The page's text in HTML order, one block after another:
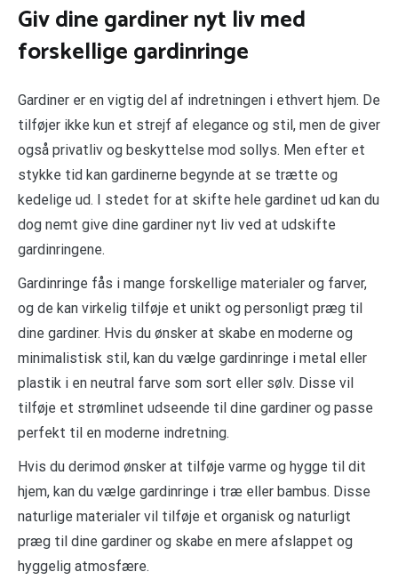
Giv dine gardiner nyt liv med
forskellige gardinringe
Gardiner er en vigtig del af indretningen i ethvert hjem. De
tilføjer ikke kun et strejf af elegance og stil, men de giver
også privatliv og beskyttelse mod sollys. Men efter et
stykke tid kan gardinerne begynde at se trætte og
kedelige ud. I stedet for at skifte hele gardinet ud kan du
dog nemt give dine gardiner nyt liv ved at udskifte
gardinringene.
Gardinringe fås i mange forskellige materialer og farver,
og de kan virkelig tilføje et unikt og personligt præg til
dine gardiner. Hvis du ønsker at skabe en moderne og
minimalistisk stil, kan du vælge gardinringe i metal eller
plastik i en neutral farve som sort eller sølv. Disse vil
tilføje et strømlinet udseende til dine gardiner og passe
perfekt til en moderne indretning.
Hvis du derimod ønsker at tilføje varme og hygge til dit
hjem, kan du vælge gardinringe i træ eller bambus. Disse
naturlige materialer vil tilføje et organisk og naturligt
præg til dine gardiner og skabe en mere afslappet og
hyggelig atmosfære.